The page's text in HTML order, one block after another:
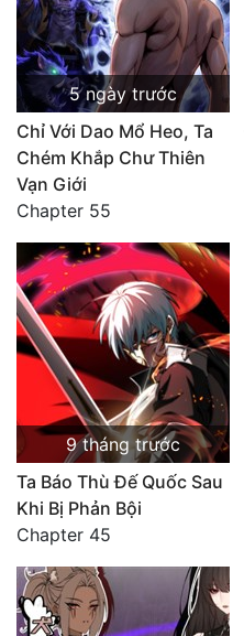
5 ngày trước
Chỉ Với Dao Mổ Heo, Ta
Chém Khắp Chư Thiên
Vạn Giới
Chapter 55
9 tháng trước
Ta Báo Thù Đế Quốc Sau
Khi Bị Phản Bội
Chapter 45